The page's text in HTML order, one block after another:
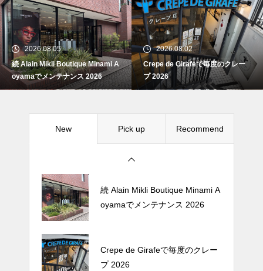
2026.08.05
続 Alain Mikli Boutique Minami A
oyamaでメンテナンス 2026
2026.08.02
Crepe de Girafeで毎度のクレー
プ 2026
New Pick up Recommend
続 Alain Mikli Boutique Minami A
oyamaでメンテナンス 2026
Crepe de Girafeで毎度のクレー
プ 2026
続 Alain Mikli Boutique Minami A
oyamaでメンテナンス 2026
Crepe de Girafeで毎度のクレー
プ 2026